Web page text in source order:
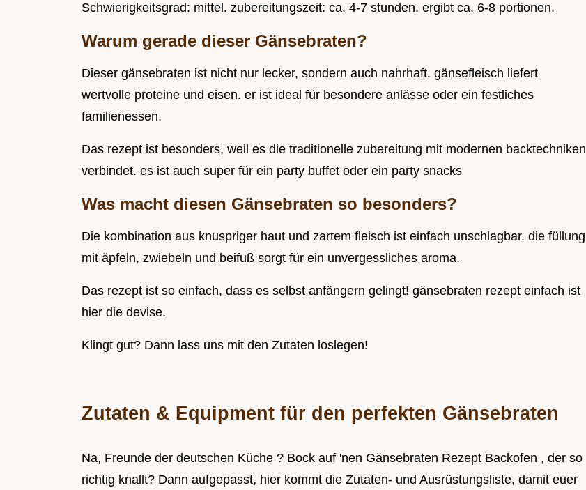
Schwierigkeitsgrad: mittel. zubereitungszeit: ca. 4-7 stunden. ergibt ca. 6-8 portionen.
Warum gerade dieser Gänsebraten?
Dieser gänsebraten ist nicht nur lecker, sondern auch nahrhaft. gänsefleisch liefert
wertvolle proteine und eisen. er ist ideal für besondere anlässe oder ein festliches
familienessen.
Das rezept ist besonders, weil es die traditionelle zubereitung mit modernen backtechniken
verbindet. es ist auch super für ein party buffet oder ein party snacks
Was macht diesen Gänsebraten so besonders?
Die kombination aus knuspriger haut und zartem fleisch ist einfach unschlagbar. die füllung
mit äpfeln, zwiebeln und beifuß sorgt für ein unvergessliches aroma.
Das rezept ist so einfach, dass es selbst anfängern gelingt! gänsebraten rezept einfach ist
hier die devise.
Klingt gut? Dann lass uns mit den Zutaten loslegen!
Zutaten & Equipment für den perfekten Gänsebraten
Na, Freunde der deutschen Küche ? Bock auf 'nen Gänsebraten Rezept Backofen , der so
richtig knallt? Dann aufgepasst, hier kommt die Zutaten- und Ausrüstungsliste, damit euer